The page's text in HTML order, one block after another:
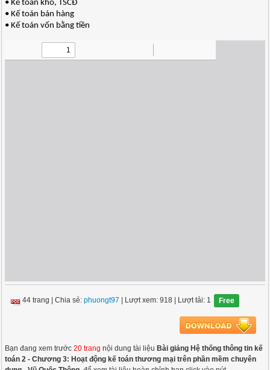
• Kế toán kho, TSCĐ
• Kế toán bán hàng
• Kế toán vốn bằng tiền
44 trang |Chia sẻ:phuongt97 | Lượt xem: 918 | Lượt tải: 1 Free
Bạn đang xem trước20 trang nội dung tài liệu Bài giảng Hệ thống thông tin kế
toán 2 - Chương 3: Hoạt động kế toán thương mại trên phần mềm chuyên